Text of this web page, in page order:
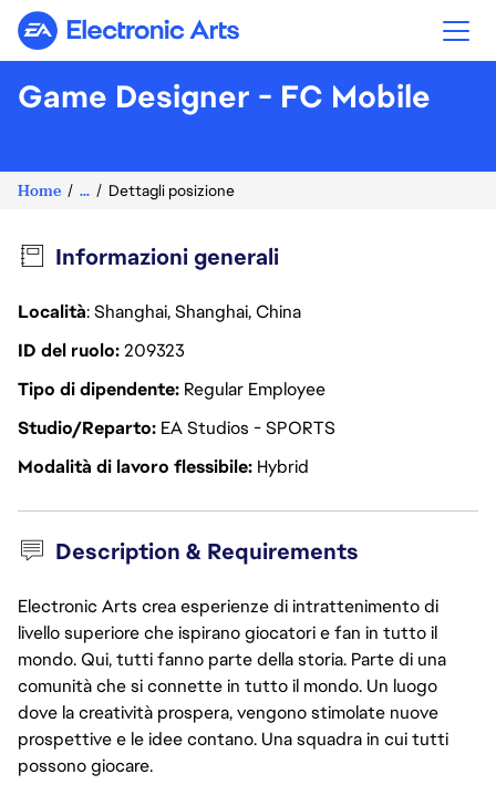
Electronic Arts
Game Designer - FC Mobile
Home ... Dettagli posizione
Informazioni generali
Località: Shanghai, Shanghai, China
ID del ruolo209323
Tipo di dipendente Regular Employee
Studio/Reparto EA Studios - SPORTS
Modalità di lavoro flessibile Hybrid
Description & Requirements
Electronic Arts crea esperienze di intrattenimento di
livello superiore che ispirano giocatori e fan in tutto il
mondo. Qui, tutti fanno parte della storia. Parte di una
comunità che si connette in tutto il mondo. Un luogo
dove la creatività prospera, vengono stimolate nuove
prospettive e le idee contano. Una squadra in cui tutti
possono giocare.